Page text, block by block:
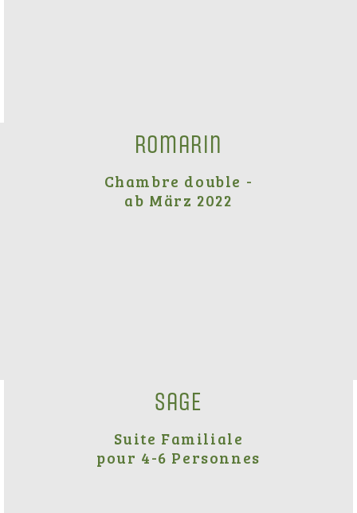
Romarin
Chambre double -
ab März 2022
Sage
Suite Familiale
pour 4-6 Personnes